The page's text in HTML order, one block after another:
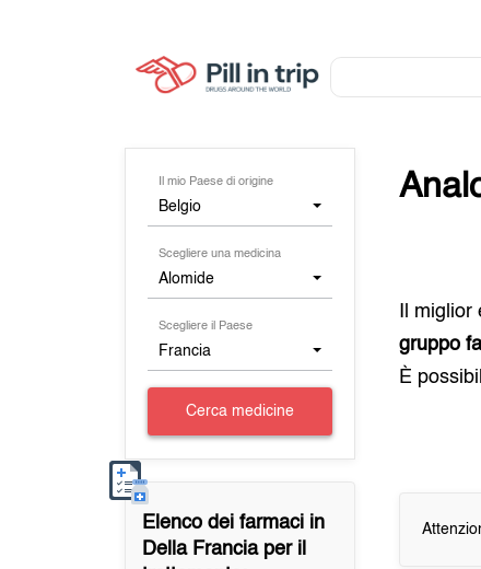
Il mio Paese di origine
Belgio
Scegliere una medicina
Alomide
Scegliere il Paese
Francia
Cerca medicine
Elenco dei farmaci in
Della Franciaper il
Il
gruppo
È